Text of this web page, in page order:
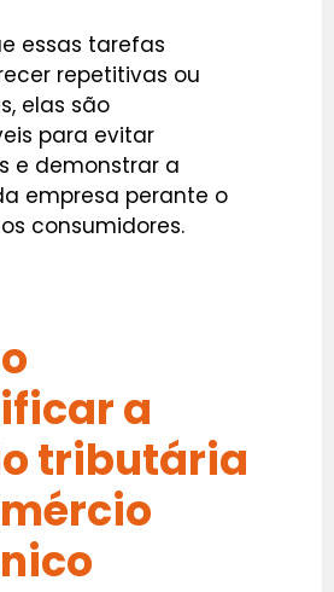
essas tarefas
repetitivas ou
elas são
para evitar
e demonstrar a
empresa perante o
consumidores.
a
tributária